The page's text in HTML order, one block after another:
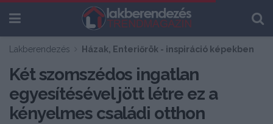
Lakberendezés Házak, Enteriőrök - inspiráció képekben
Két szomszédos ingatlan
egyesítésével jött létre ez a
kényelmes családi otthon